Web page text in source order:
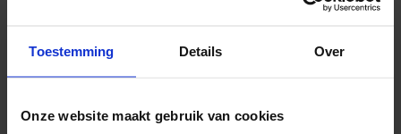
Toestemming Details Over
Onze website maakt gebruik van cookies
Haut wieder in ihre normale Position zurückkehrt.
Zusätzliche Informationen
Gewicht 0,100 kg